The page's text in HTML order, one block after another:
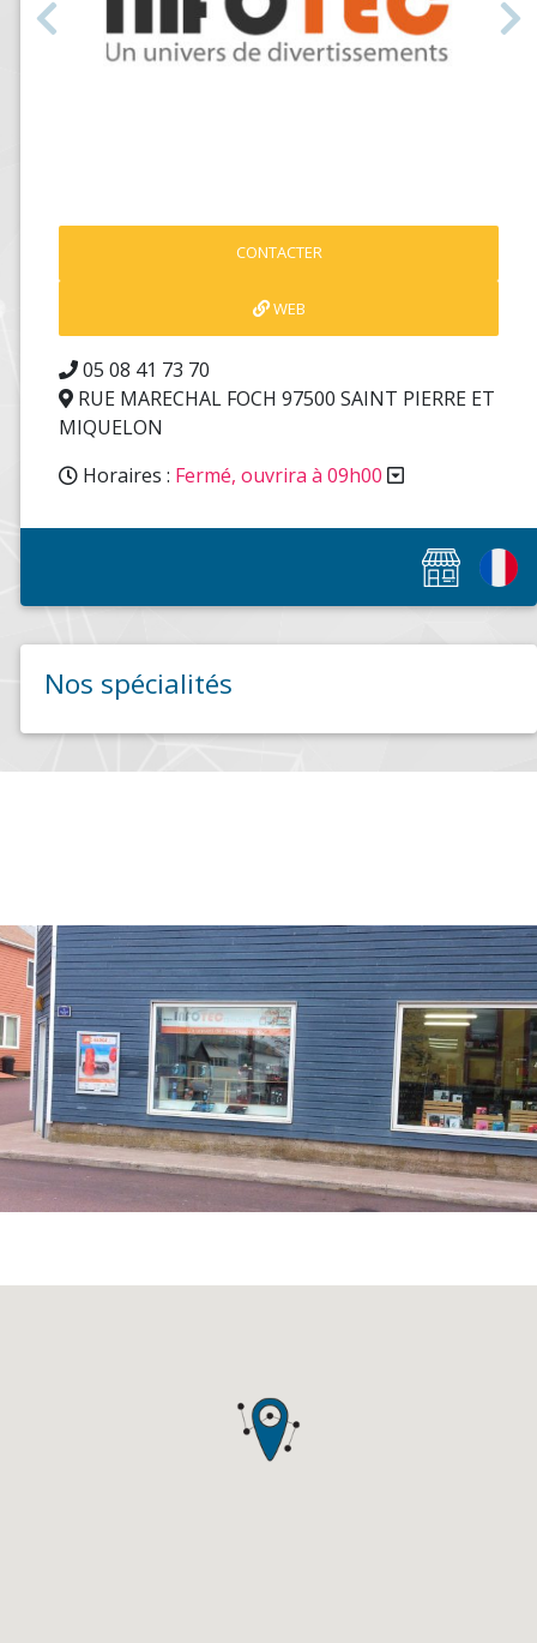
Précédent
CONTACTER
WEB
05 08 41 73 70
RUE MARECHAL FOCH 97500 SAINT PIERRE ET
MIQUELON
Horaires : Fermé, ouvrira à 09h00
Nos spécialités